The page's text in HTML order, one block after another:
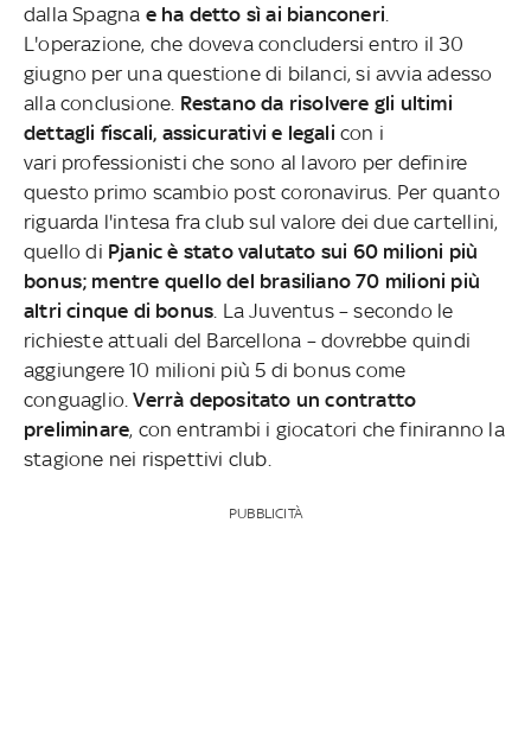
dalla Spagna e ha detto sì ai bianconeri
L'operazione, che doveva concludersi entro il 30
giugno per una questione di bilanci, si avvia adesso
alla conclusione. Restano da risolvere gli ultimi
dettagli fiscali, assicurativi e legali con i
vari professionisti che sono al lavoro per definire
questo primo scambio post coronavirus. Per quanto
riguarda l'intesa fra club sul valore dei due cartellini,
quello di Pjanic è stato valutato sui 60 milioni più
bonus; mentre quello del brasiliano 70 milioni più
altri cinque di bonus . La Juventus – secondo le
richieste attuali del Barcellona – dovrebbe quindi
aggiungere 10 milioni più 5 di bonus come
conguaglio.Verrà depositato un contratto
preliminare, con entrambi i giocatori che finiranno la
stagione nei rispettivi club.
PUBBLICITÀ